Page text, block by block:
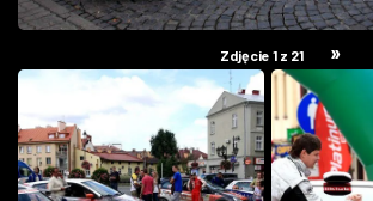
Zdjęcie 1 z 21 »